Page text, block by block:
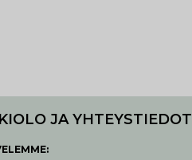
JA YHTEYSTIEDOT